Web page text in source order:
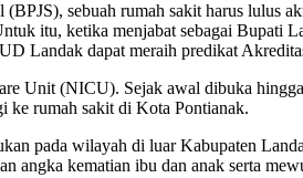
sebuah rumah sakit harus
itu, ketika menjabat sebagai Bupati
Landak dapat meraih predikat
Unit (NICU). Sejak awal dibuka
ke rumah sakit di Kota Pontianak.
pada wilayah di luar Kabupaten
kematian ibu dan anak serta